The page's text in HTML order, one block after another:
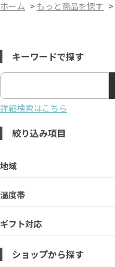
ホーム > もっと商品を探す >
キーワードで探す
詳細検索はこちら
絞り込み項目
地域
温度帯
ギフト対応
ショップから探す